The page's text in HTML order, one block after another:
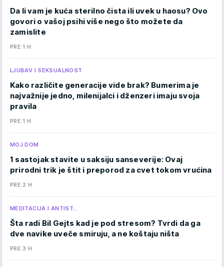
Da li vam je kuća sterilno čista ili uvek u haosu? Ovo
govori o vašoj psihi više nego što možete da
zamislite
PRE 1 H
LJUBAV I SEKSUALNOST
Kako različite generacije vide brak? Bumerima je
najvažnije jedno, milenijalci i dženzeri imaju svoja
pravila
PRE 1 H
MOJ DOM
1 sastojak stavite u saksiju sanseverije: Ovaj
prirodni trik je štit i preporod za cvet tokom vrućina
PRE 2 H
MEDITACIJA I ANTIST…
Šta radi Bil Gejts kad je pod stresom? Tvrdi da ga
dve navike uveče smiruju, a ne koštaju ništa
PRE 3 H